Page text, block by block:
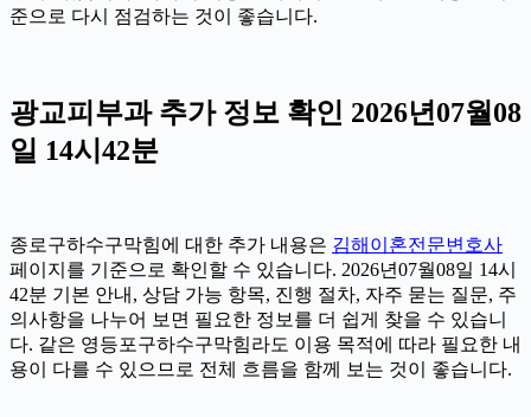
준으로 다시 점검하는 것이 좋습니다.
광교피부과 추가 정보 확인 2026년07월08
일 14시42분
종로구하수구막힘에 대한 추가 내용은 김해이혼전문변호사
페이지를 기준으로 확인할 수 있습니다. 2026년07월08일 14시
42분 기본 안내, 상담 가능 항목, 진행 절차, 자주 묻는 질문, 주
의사항을 나누어 보면 필요한 정보를 더 쉽게 찾을 수 있습니
다. 같은 영등포구하수구막힘라도 이용 목적에 따라 필요한 내
용이 다를 수 있으므로 전체 흐름을 함께 보는 것이 좋습니다.